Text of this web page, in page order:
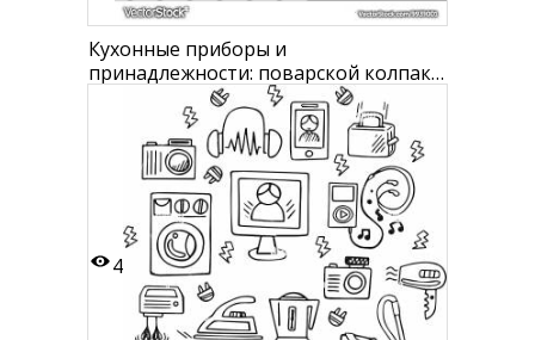
Кухонные приборы и
принадлежности: поварской колпак,
крышка для блюда, миска, ножи,
столовые приборы, сковорода,
кастрюля, плита, кухонные весы,
тостер, мини-печь, газовая плита,
венчик, кухонный миксер, рисоварка,
блендер, кухонный таймер, кувшин,
бутылк
4